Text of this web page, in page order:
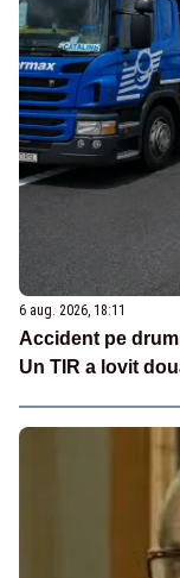
6 aug. 2026, 18:11
Accident pe
Un TIR a lovit